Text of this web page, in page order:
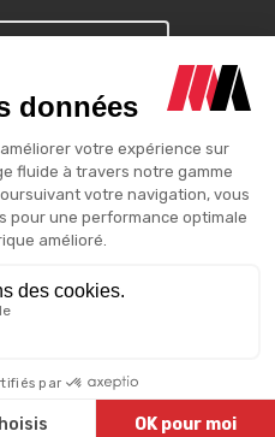
moment. Vous trouverez pour
dans les conditions d'utilisation